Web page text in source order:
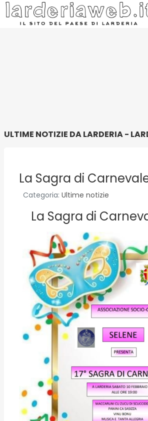
ULTIME NOTIZIE DA LARDERIA -
La Sagra di
Categoria: Ultime notizie
La Sagra di